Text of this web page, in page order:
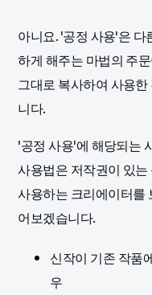
아니요. '공정 사용'은
하게 해주는 마법의 주
그대로 복사하여 사용
니다.
'공정 사용'에 해당되는
사용법은 저작권이 있
사용하는 크리에이터를
어보겠습니다.
신작이 기존 작품
우